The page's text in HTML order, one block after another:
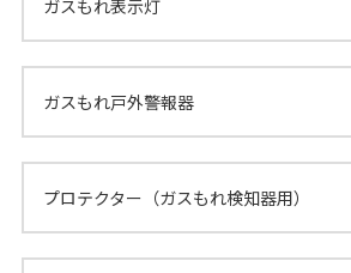
ガスもれ表示灯
ガスもれ戸外警報器
プロテクター（ガスもれ検知器用）